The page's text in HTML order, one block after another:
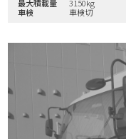
最大積載量
3150kg
車検
車検切